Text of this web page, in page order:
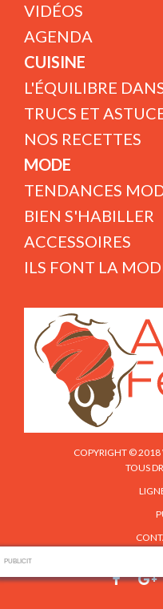
VIDÉOS
AGENDA
CUISINE
L'ÉQUILIBRE
TRUCS ET
NOS RECETTES
MODE
TENDANCES
BIEN S'HABILLER
ACCESSOIRES
ILS FONT LA
COPYRIGHT © 2018
TOUS
PUBLICIT